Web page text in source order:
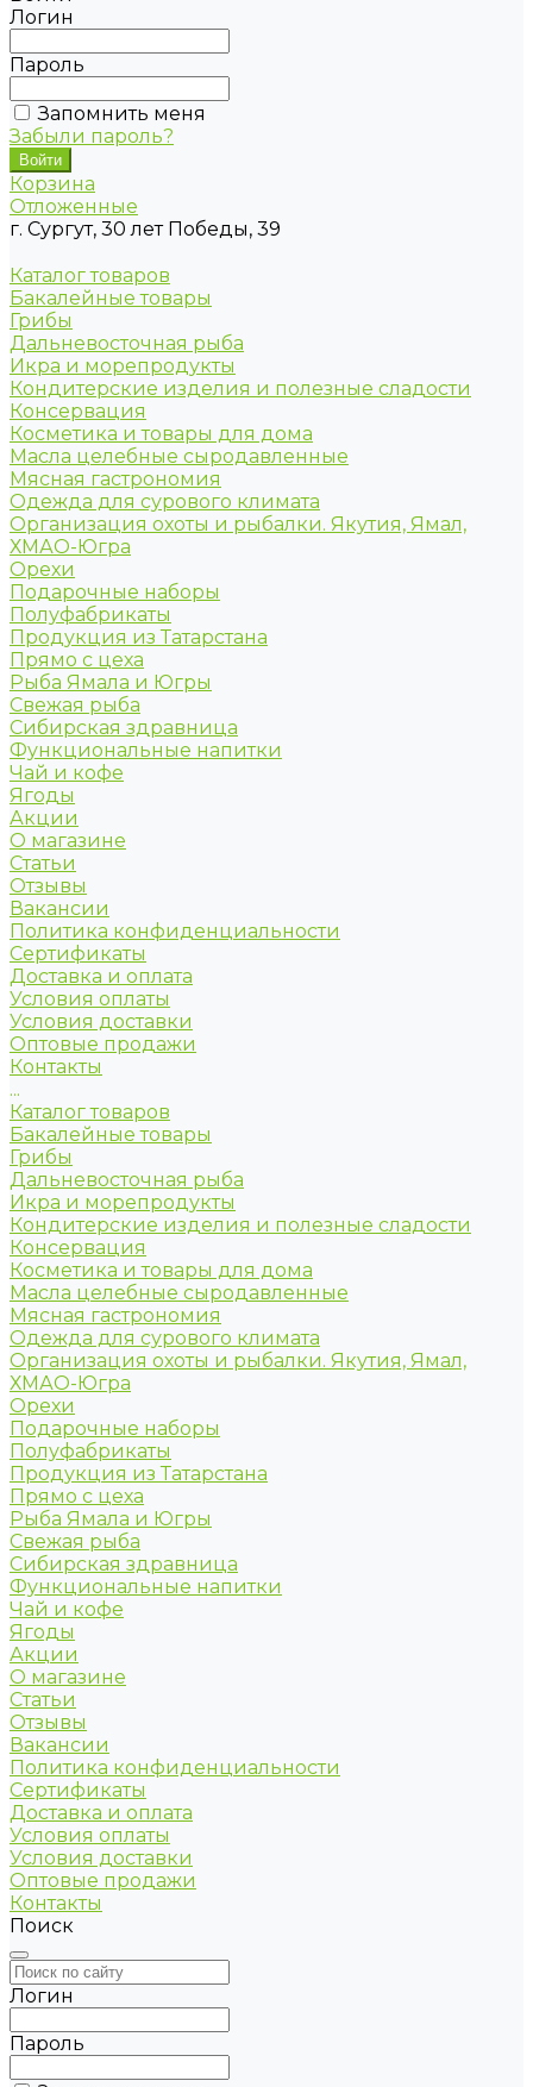
Логин
Пароль
Запомнить меня
Забыли пароль?
Корзина
Отложенные
г. Сургут, 30 лет Победы, 39
Каталог товаров
Бакалейные товары
Грибы
Дальневосточная рыба
Икра и морепродукты
Кондитерские изделия и полезные сладости
Консервация
Косметика и товары для дома
Масла целебные сыродавленные
Мясная гастрономия
Одежда для сурового климата
Организация охоты и рыбалки. Якутия, Ямал,
ХМАО-Югра
Орехи
Подарочные наборы
Полуфабрикаты
Продукция из Татарстана
Прямо с цеха
Рыба Ямала и Югры
Свежая рыба
Сибирская здравница
Функциональные напитки
Чай и кофе
Ягоды
Акции
О магазине
Статьи
Отзывы
Вакансии
Политика конфиденциальности
Сертификаты
Доставка и оплата
Условия оплаты
Условия доставки
Оптовые продажи
Контакты
...
Каталог товаров
Бакалейные товары
Грибы
Дальневосточная рыба
Икра и морепродукты
Кондитерские изделия и полезные сладости
Консервация
Косметика и товары для дома
Масла целебные сыродавленные
Мясная гастрономия
Одежда для сурового климата
Организация охоты и рыбалки. Якутия, Ямал,
ХМАО-Югра
Орехи
Подарочные наборы
Полуфабрикаты
Продукция из Татарстана
Прямо с цеха
Рыба Ямала и Югры
Свежая рыба
Сибирская здравница
Функциональные напитки
Чай и кофе
Ягоды
Акции
О магазине
Статьи
Отзывы
Вакансии
Политика конфиденциальности
Сертификаты
Доставка и оплата
Условия оплаты
Условия доставки
Оптовые продажи
Контакты
Поиск
Логин
Пароль